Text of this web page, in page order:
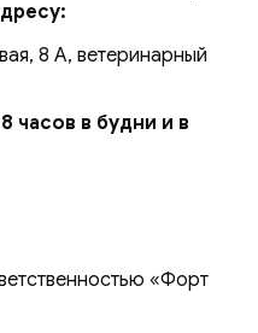
8 А, ветеринарный
часов в будни и в
«Форт